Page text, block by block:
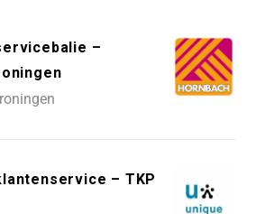
–
– TKP